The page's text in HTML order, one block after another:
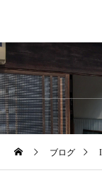
ブログ